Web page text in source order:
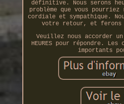
définitive. Nous serons
problème que vous
cordiale et sympathique.
votre retour, et ferons
Veuillez nous accorder un
HEURES pour répondre.
importants